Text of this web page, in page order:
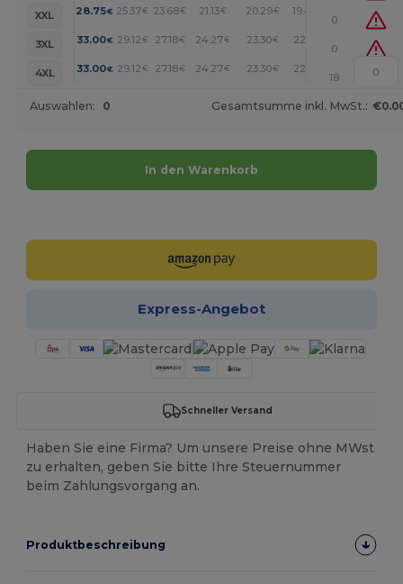
XXL
28.75€ 25.37€ 23.68€ 21.13€ 20.29€ 19.44
0
3XL
33.00€ 29.12€ 27.18€ 24.27€ 23.30€ 22.33
0
4XL
33.00€ 29.12€ 27.18€ 24.27€ 23.30€ 22.33
18
Auswahlen: 0 Gesamtsumme inkl. MwSt.:
In den Warenkorb
Express-Angebot
Schneller Versand
Haben Sie eine Firma? Um unsere Preise ohne MWst
zu erhalten, geben Sie bitte Ihre Steuernummer
beim Zahlungsvorgang an.
Produktbeschreibung